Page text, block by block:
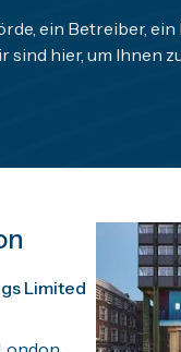
ein Betreiber,
sind hier, um Ihnen
Limited